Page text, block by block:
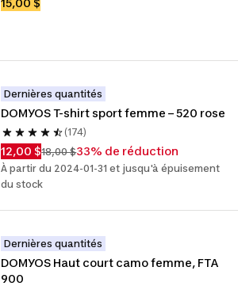
15,00 $
Dernières quantités
DOMYOS T-shirt sport femme – 520 rose
(174)
12,00 $18,00 $33% de réduction
À partir du 2024-01-31 et jusqu'à épuisement
du stock
Dernières quantités
DOMYOS Haut court camo femme, FTA
900